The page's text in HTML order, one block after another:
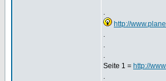
.
http://
.
.
.
Seite 1 = http://
.